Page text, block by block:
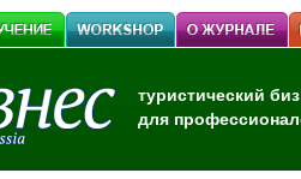
туристический
для